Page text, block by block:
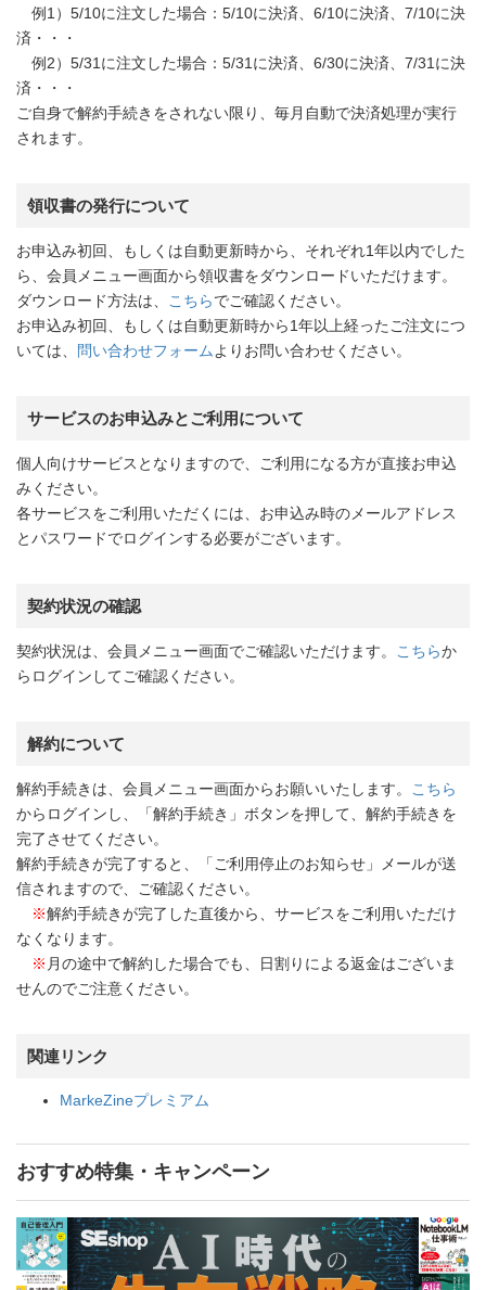
例1）5/10に注文した場合：5/10に決済、6/10に決済、7/10に決
済・・・
例2）5/31に注文した場合：5/31に決済、6/30に決済、7/31に決
済・・・
ご自身で解約手続きをされない限り、毎月自動で決済処理が実行
されます。
領収書の発行について
お申込み初回、もしくは自動更新時から、それぞれ1年以内でした
ら、会員メニュー画面から領収書をダウンロードいただけます。
ダウンロード方法は、
こちらでご確認ください。
お申込み初回、もしくは自動更新時から1年以上経ったご注文につ
いては、
問い合わせフォーム よりお問い合わせください。
サービスのお申込みとご利用について
個人向けサービスとなりますので、ご利用になる方が直接お申込
みください。
各サービスをご利用いただくには、お申込み時のメールアドレス
とパスワードでログインする必要がございます。
契約状況の確認
契約状況は、会員メニュー画面でご確認いただけます。 こちらか
らログインしてご確認ください。
解約について
解約手続きは、会員メニュー画面からお願いいたします。
こちら
からログインし、「解約手続き」ボタンを押して、解約手続きを
完了させてください。
解約手続きが完了すると、「ご利用停止のお知らせ」メールが送
信されますので、ご確認ください。
※解約手続きが完了した直後から、サービスをご利用いただけ
なくなります。
※ 月の途中で解約した場合でも、日割りによる返金はございま
せんのでご注意ください。
関連リンク
MarkeZineプレミアム
おすすめ特集・キャンペーン